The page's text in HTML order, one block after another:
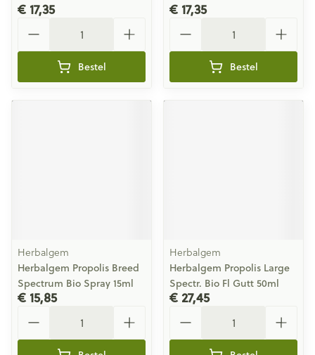
€ 17,35
Bestel
€ 17,35
Bestel
Herbalgem
Herbalgem Propolis Breed
Spectrum Bio Spray 15ml
€ 15,85
Herbalgem
Herbalgem Propolis Large
Spectr. Bio Fl Gutt 50ml
€ 27,45